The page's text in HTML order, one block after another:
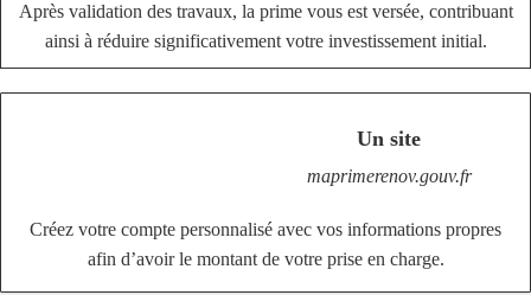
Après validation des travaux, la prime vous est versée, contribuant
ainsi à réduire significativement votre investissement initial.
Un site
maprimerenov.gouv.fr
Créez votre compte personnalisé avec vos informations propres
afin d’avoir le montant de votre prise en charge.